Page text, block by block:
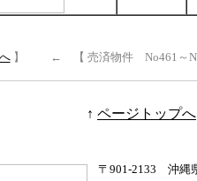
】 ← 【 売済物件 No461～
↑ ページトップへ
〒901-2133 沖